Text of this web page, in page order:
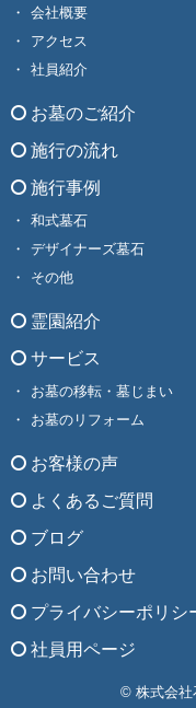
会社概要
アクセス
社員紹介
お墓のご紹介
施行の流れ
施行事例
和式墓石
デザイナーズ墓石
その他
霊園紹介
サービス
お墓の移転・墓じまい
お墓のリフォーム
お客様の声
よくあるご質問
ブログ
お問い合わせ
プライバシーポリシ
社員用ページ
© 株式会社